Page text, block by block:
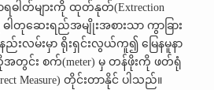
ဓါတ်များကို ထုတ်နုတ်(Extrection
ါတုဆေးရည်အမျိုးအစားသာ ကွာခြား
ည်းလမ်းမှာ ရိုးရှင်းလွယ်ကူ၍ မြေနမူနာ
အတွင်း စက်(meter) မှ တန်ဖိုးကို ဖတ်ရုံ
Measure) တိုင်းတာနိုင် ပါသည်။